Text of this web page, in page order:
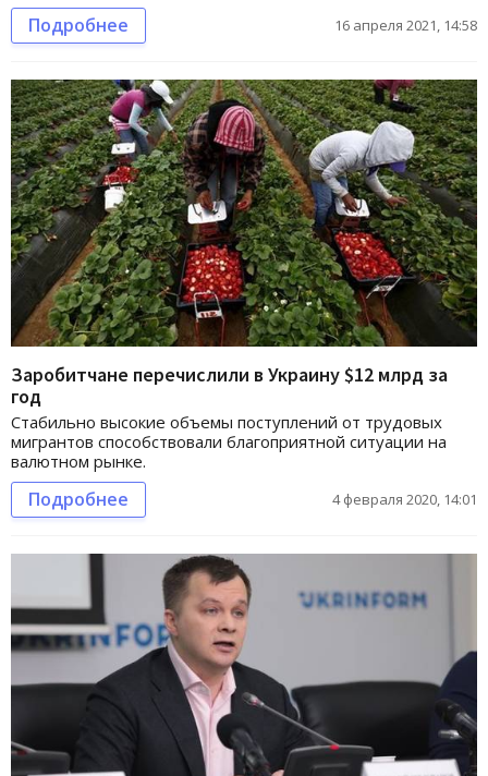
Подробнее 16 апреля 2021, 14:58
Заробитчане перечислили в Украину $12 млрд за
год
Стабильно высокие объемы поступлений от трудовых
мигрантов способствовали благоприятной ситуации на
валютном рынке.
Подробнее 4 февраля 2020, 14:01